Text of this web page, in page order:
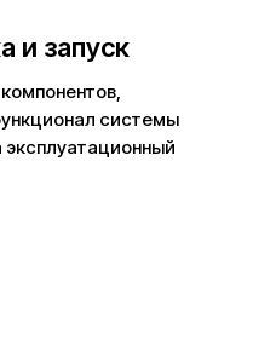
и запуск
системы